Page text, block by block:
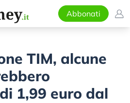
Abbonati
TIM, alcune
1,99 euro dal